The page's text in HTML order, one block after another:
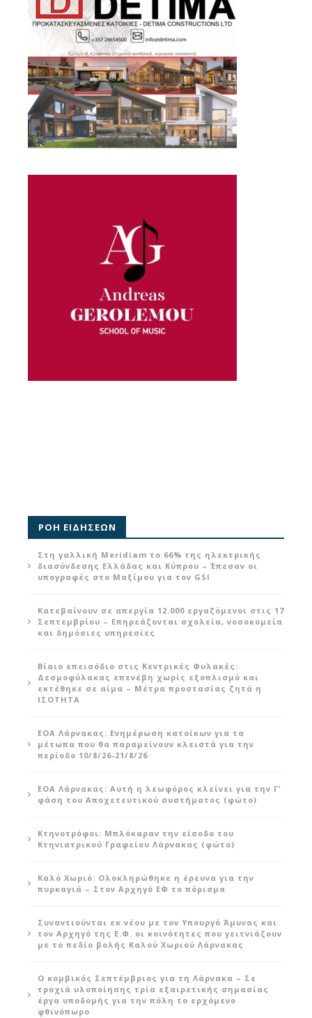
ΡΟΗ ΕΙΔΗΣΕΩΝ
Στη γαλλική Meridiam το 66% της ηλεκτρικής
διασύνδεσης Ελλάδας και Κύπρου – Έπεσαν οι
υπογραφές στο Μαξίμου για τον GSI
Κατεβαίνουν σε απεργία 12.000 εργαζόμενοι στις 17
Σεπτεμβρίου – Επηρεάζονται σχολεία, νοσοκομεία
και δημόσιες υπηρεσίες
Βίαιο επεισόδιο στις Κεντρικές Φυλακές:
Δεσμοφύλακας επενέβη χωρίς εξοπλισμό και
εκτέθηκε σε αίμα – Μέτρα προστασίας ζητά η
ΙΣΟΤΗΤΑ
ΕΟΑ Λάρνακας: Ενημέρωση κατοίκων για τα
μέτωπα που θα παραμείνουν κλειστά για την
περίοδο 10/8/26-21/8/26
ΕΟΑ Λάρνακας: Αυτή η λεωφόρος κλείνει για την Γ’
φάση του Αποχετευτικού συστήματος (φώτο)
Κτηνοτρόφοι: Μπλόκαραν την είσοδο του
Κτηνιατρικού Γραφείου Λάρνακας (φώτο)
Καλό Χωριό: Ολοκληρώθηκε η έρευνα για την
πυρκαγιά – Στον Αρχηγό ΕΦ το πόρισμα
Συναντιούνται εκ νέου με τον Υπουργό Άμυνας και
τον Αρχηγό της Ε.Φ. οι κοινότητες που γειτνιάζουν
με το πεδίο βολής Καλού Χωριού Λάρνακας
Ο κομβικός Σεπτέμβριος για τη Λάρνακα – Σε
τροχιά υλοποίησης τρία εξαιρετικής σημασίας
έργα υποδομής για την πόλη το ερχόμενο
φθινόπωρο